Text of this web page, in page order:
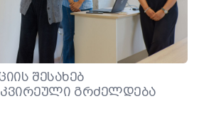
ᲨᲔᲡᲐᲮᲔᲑ
ᲒᲠᲫᲔᲚᲓᲔᲑᲐ